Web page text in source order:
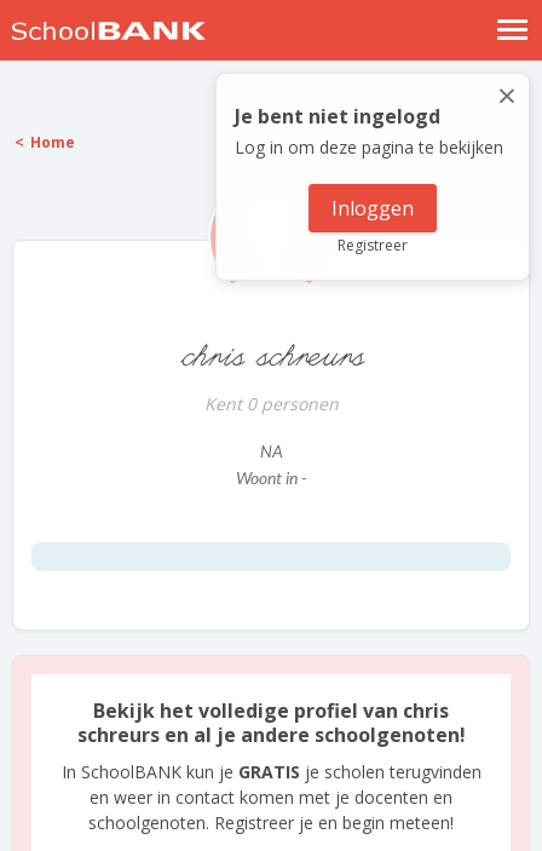
Nostalgische verhalen
Log in
Meld je gratis aan
×
Je bent niet ingelogd
Log in om deze pagina te bekijken
Inloggen
Registreer
Home
chris schreurs
Kent 0 personen
NA
Woont in -
Bekijk het volledige profiel van chris
schreurs en al je andere schoolgenoten!
In SchoolBANK kun je GRATIS je scholen terugvinden
en weer in contact komen met je docenten en
schoolgenoten. Registreer je en begin meteen!